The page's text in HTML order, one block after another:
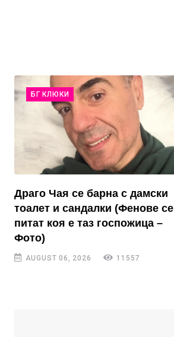
БГ КЛЮКИ
Драго Чая се барна с дамски
тоалет и сандалки (Фенове се
питат коя е таз госпожица –
Фото)
AUGUST 06, 2026 11557